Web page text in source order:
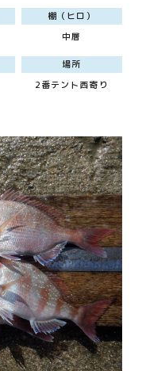
棚（ヒロ）
中層
場所
2番テント西寄り